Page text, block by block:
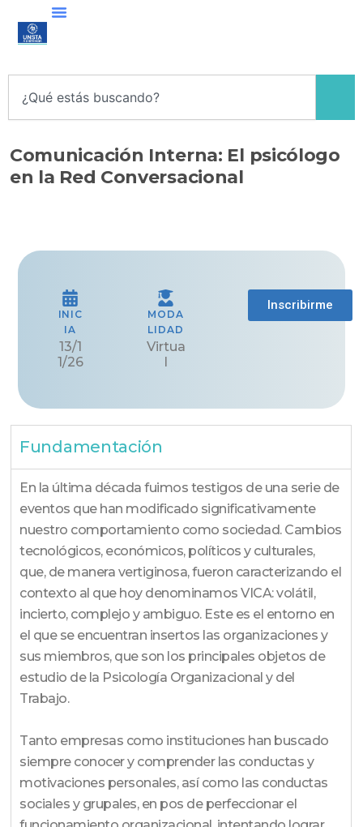
contenido
Comunicación Interna: El psicólogo
en la Red Conversacional
INIC
IA
13/1
1/26
MODA
LIDAD
Virtua
l
Inscribirme
Fundamentación
En la última década fuimos testigos de una serie de
eventos que han modificado significativamente
nuestro comportamiento como sociedad. Cambios
tecnológicos, económicos, políticos y culturales,
que, de manera vertiginosa, fueron caracterizando el
contexto al que hoy denominamos VICA: volátil,
incierto, complejo y ambiguo. Este es el entorno en
el que se encuentran insertos las organizaciones y
sus miembros, que son los principales objetos de
estudio de la Psicología Organizacional y del
Trabajo.
Tanto empresas como instituciones han buscado
siempre conocer y comprender las conductas y
motivaciones personales, así como las conductas
sociales y grupales, en pos de perfeccionar el